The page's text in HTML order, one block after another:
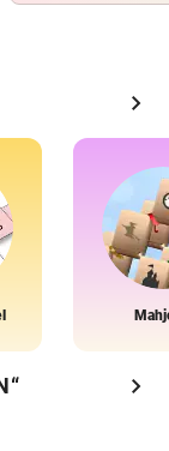
chevron_right
chevron_right